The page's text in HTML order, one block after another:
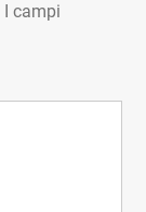
I campi